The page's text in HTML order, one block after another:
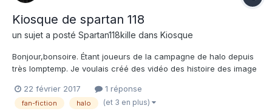
Kiosque de spartan 118
un sujet a posté Spartan118kille dans Kiosque
Bonjour,bonsoire. Étant joueurs de la campagne de halo depuis
très lomptemp. Je voulais créé des vidéo des histoire des image
pour plus d'information : Au niveaux des logiciel j'utilise sur PC
source filmakeur (sfm) pour les im...
22 février 2017 1 réponse
fan-fiction halo (et 3 en plus)